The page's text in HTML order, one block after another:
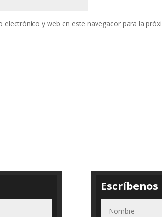
electrónico y web en este navegador para la
Escríbenos